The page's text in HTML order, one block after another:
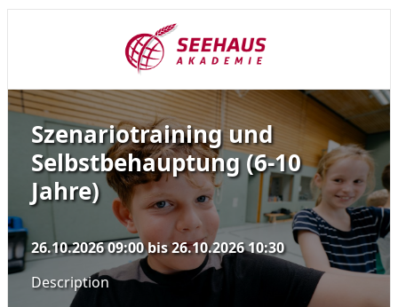
Szenariotraining und
Selbstbehauptung (6-10
Jahre)
26.10.2026 09:00bis26.10.2026 10:30
Description